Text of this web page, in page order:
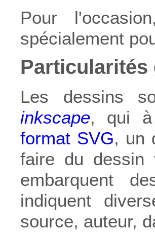
Pour
spécialement
Particularités
Les dessins
inkscape, qui à
format SVG, un
faire du dessin
embarquent
indiquent
source, auteur,